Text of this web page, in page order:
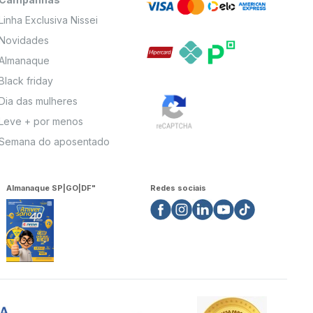
Exclusiva Nissei
friday
das mulheres
+ por menos
do aposentado
Almanaque SP|GO|DF" Redes sociais